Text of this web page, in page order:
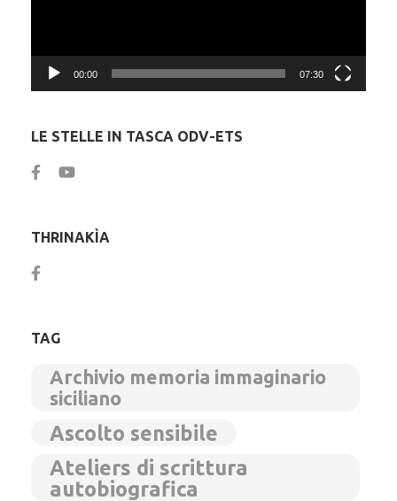
00:00 07:30
LE STELLE IN TASCA ODV-ETS
THRINAKÌA
TAG
Archivio memoria immaginario
siciliano
Ascolto sensibile
Ateliers di scrittura
autobiografica